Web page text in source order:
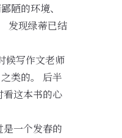
陋的环境、
发现绿蒂已结
候写作文老师
类的。 后半
看这本书的心
一个发春的